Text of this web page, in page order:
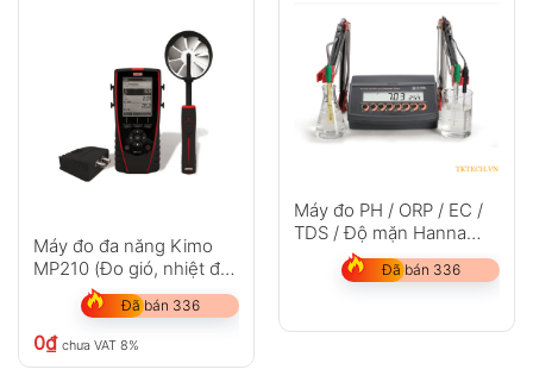
Máy đo đa năng Kimo
MP210 (Đo gió, nhiệt độ,
áp suất, CO, khí rò rỉ, tốc
Đã bán 336
0₫ chưa VAT 8%
Máy đo PH / ORP / EC /
TDS / Độ mặn Hanna
HI2550-01
Đã bán 336